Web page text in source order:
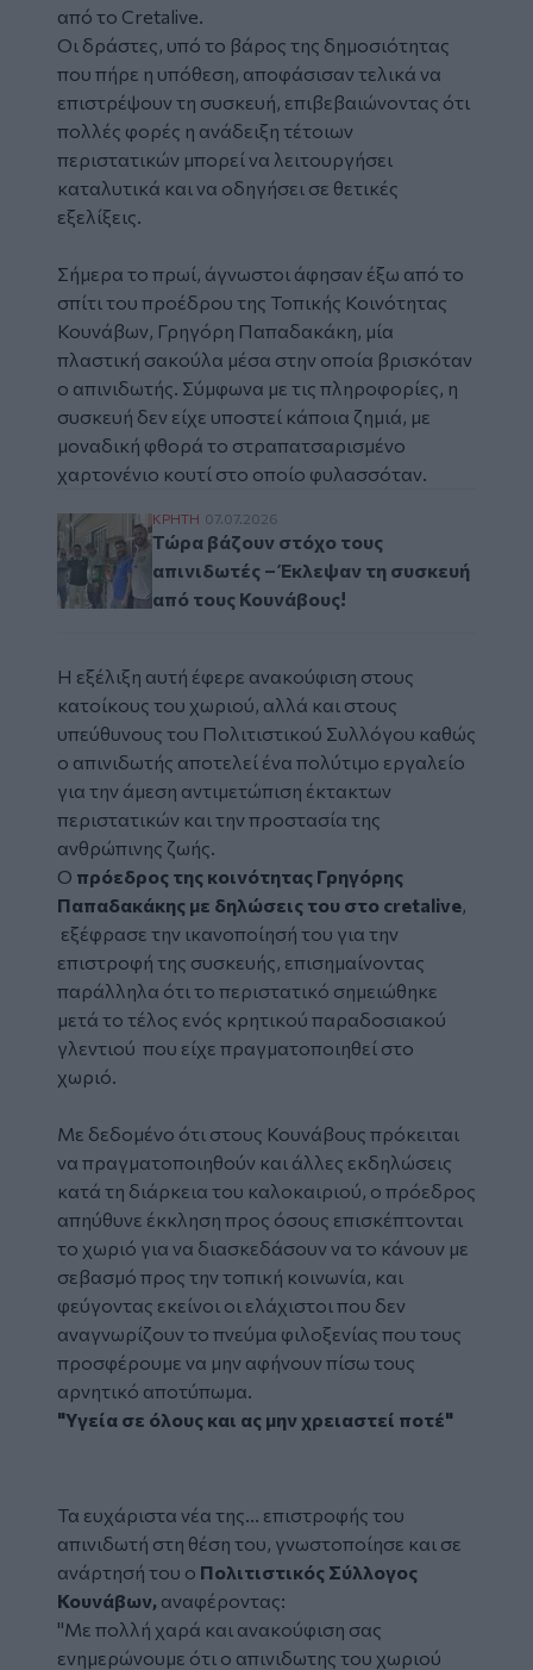
από το Cretalive.
Οι δράστες, υπό το βάρος της δημοσιότητας
που πήρε η υπόθεση, αποφάσισαν τελικά να
επιστρέψουν τη συσκευή, επιβεβαιώνοντας ότι
πολλές φορές η ανάδειξη τέτοιων
περιστατικών μπορεί να λειτουργήσει
καταλυτικά και να οδηγήσει σε θετικές
εξελίξεις.
Σήμερα το πρωί, άγνωστοι άφησαν έξω από το
σπίτι του προέδρου της Τοπικής Κοινότητας
Κουνάβων, Γρηγόρη Παπαδακάκη, μία
πλαστική σακούλα μέσα στην οποία βρισκόταν
ο απινιδωτής. Σύμφωνα με τις πληροφορίες, η
συσκευή δεν είχε υποστεί κάποια ζημιά, με
μοναδική φθορά το στραπατσαρισμένο
χαρτονένιο κουτί στο οποίο φυλασσόταν.
Τώρα βάζουν στόχο τους απινιδωτές –
ΚΡΗΤΗ 07.07.2026
Τώρα βάζουν στόχο τους
απινιδωτές – Έκλεψαν τη συσκευή
από τους Κουνάβους!
Η εξέλιξη αυτή έφερε ανακούφιση στους
κατοίκους του χωριού, αλλά και στους
υπεύθυνους του Πολιτιστικού Συλλόγου καθώς
ο απινιδωτής αποτελεί ένα πολύτιμο εργαλείο
για την άμεση αντιμετώπιση έκτακτων
περιστατικών και την προστασία της
ανθρώπινης ζωής.
Ο πρόεδρος της κοινότητας Γρηγόρης
Παπαδακάκης με δηλώσεις του στο cretalive,
εξέφρασε την ικανοποίησή του για την
επιστροφή της συσκευής, επισημαίνοντας
παράλληλα ότι το περιστατικό σημειώθηκε
μετά το τέλος ενός κρητικού παραδοσιακού
γλεντιού που είχε πραγματοποιηθεί στο
χωριό.
Με δεδομένο ότι στους Κουνάβους πρόκειται
να πραγματοποιηθούν και άλλες εκδηλώσεις
κατά τη διάρκεια του καλοκαιριού, ο πρόεδρος
απηύθυνε έκκληση προς όσους επισκέπτονται
το χωριό για να διασκεδάσουν να το κάνουν με
σεβασμό προς την τοπική κοινωνία, και
φεύγοντας εκείνοι οι ελάχιστοι που δεν
αναγνωρίζουν το πνεύμα φιλοξενίας που τους
προσφέρουμε να μην αφήνουν πίσω τους
αρνητικό αποτύπωμα.
"Υγεία σε όλους και ας μην χρειαστεί ποτέ"
Τα ευχάριστα νέα της... επιστροφής του
απινιδωτή στη θέση του, γνωστοποίησε και σε
ανάρτησή του ο Πολιτιστικός Σύλλογος
Κουνάβων, αναφέροντας:
"Με πολλή χαρά και ανακούφιση σας
ενημερώνουμε ότι ο απινιδωτης του χωριού